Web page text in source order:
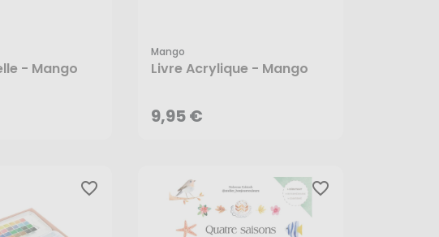
- Mango
AU PANIER
Mango
Livre Acrylique - Mango
9,95 €
9,95 €
AJOUTER AU PANIER
favorite_border favorite_border